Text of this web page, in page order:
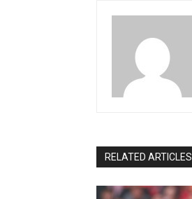
RELATED ARTICLES